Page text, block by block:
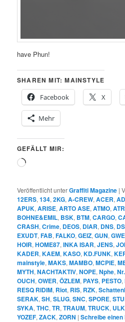
have Phun!
SHAREN MIT: MAINSTYLE
Facebook
X
Mehr
GEFÄLLT MIR:
Wird
Veröffentlicht unterGraffiti Magazine |
12ERS,134,2KG,A-CREW,ACER,
APUK,ARISE,ARTO ASE,ATMO,ATR
BOHNE&EMIL, BSK, BTM,CARGO,
CRASH,Crime, DEOS, DIAR, DNS, DS
EXUDT,FAB,FALKO,GEIZ,GUN,
HOIR,HOME87,INKA ISAR,JENS,
KADER,KAEM,KASO,KD.FUNK,
mainstyle,MAKS,MAMBO,MCPIE,
MYTH,NACHTAKTIV,NOPE,Nphe,
OUCH,OWER,ÖZLEM, PAYS, PESTO,
RESQ RIDIM, Riot, RIS, RZK,
SERAK,SH,SLUG,SNC,SPORE,
SYKA,THC,TR,TRAUM,TRUCK, ULK
YOZEF,ZACK,ZORN |Schreibe